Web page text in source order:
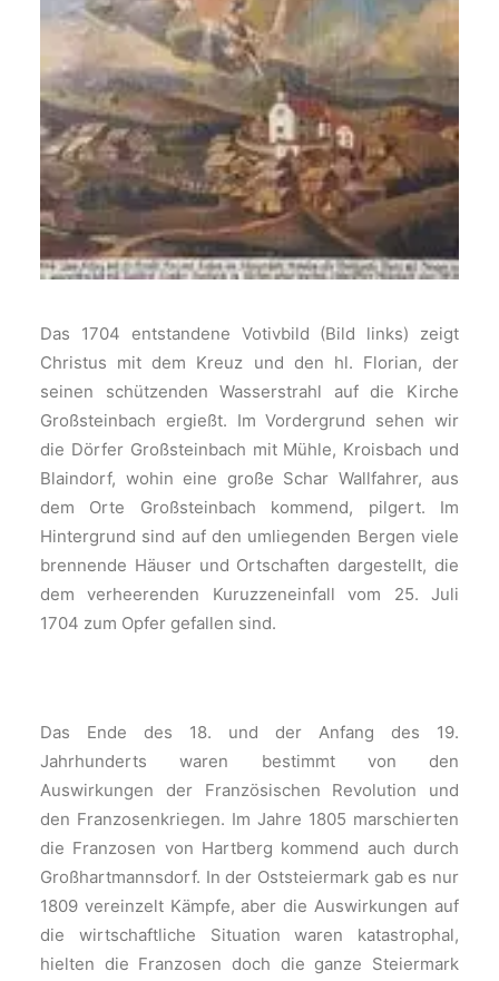
Das 1704 entstandene Votivbild (Bild links) zeigt
Christus mit dem Kreuz und den hl. Florian, der
seinen schützenden Wasserstrahl auf die Kirche
Großsteinbach ergießt. Im Vordergrund sehen wir
die Dörfer Großsteinbach mit Mühle, Kroisbach und
Blaindorf, wohin eine große Schar Wallfahrer, aus
dem Orte Großsteinbach kommend, pilgert. Im
Hintergrund sind auf den umliegenden Bergen viele
brennende Häuser und Ortschaften dargestellt, die
dem verheerenden Kuruzzeneinfall vom 25. Juli
1704 zum Opfer gefallen sind.
Das Ende des 18. und der Anfang des 19.
Jahrhunderts waren bestimmt von den
Auswirkungen der Französischen Revolution und
den Franzosenkriegen. Im Jahre 1805 marschierten
die Franzosen von Hartberg kommend auch durch
Großhartmannsdorf. In der Oststeiermark gab es nur
1809 vereinzelt Kämpfe, aber die Auswirkungen auf
die wirtschaftliche Situation waren katastrophal,
hielten die Franzosen doch die ganze Steiermark